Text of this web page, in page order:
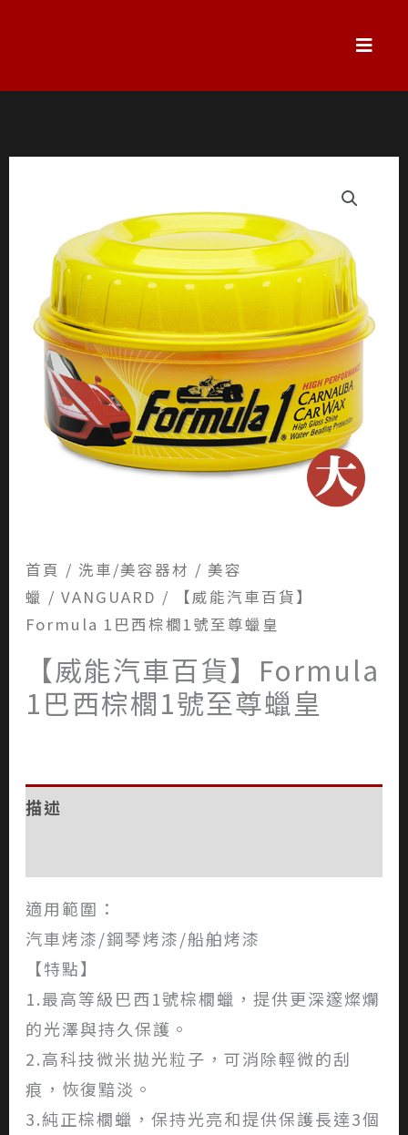
容
首頁 / 洗車/美容器材 / 美容
蠟 / VANGUARD / 【威能汽車百貨】
Formula 1巴西棕櫚1號至尊蠟皇
【威能汽車百貨】Formula
1巴西棕櫚1號至尊蠟皇
描述
適用範圍：
汽車烤漆/鋼琴烤漆/船舶烤漆
【特點】
1.最高等級巴西1號棕櫚蠟，提供更深邃燦爛
的光澤與持久保護。
2.高科技微米拋光粒子，可消除輕微的刮
痕，恢復黯淡。
3.純正棕櫚蠟，保持光亮和提供保護長達3個